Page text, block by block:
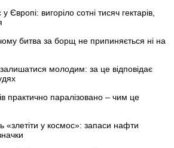
Європі: вигоріло сотні тисяч гектарів,
битва за борщ не припиняється ні на
молодим: за це відповідає
практично паралізовано – чим це
«злетіти у космос»: запаси нафти